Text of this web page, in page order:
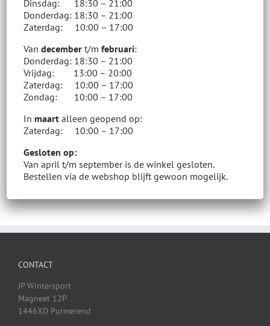
Tip!Zoom in op de foto om de staat van de ski’s beter te
zien.
U kunt deze ski’s ook voordelig bij ons huren.
Voor meer informatie:Klikhier
Winkelvoorraad
Ons online aanbod staat los van ons assortiment in de
winkel.
In de winkel hebben wij een vele malen groter aanbod.
CONTACT
JP Wintersport
Magneet 12P
1446XD Purmerend
Dinsdag: 18:30 – 21:00
Donderdag: 18:30 – 21:00
Zaterdag: 10:00 – 17:00
Vandecember t/mfebruari:
Donderdag: 18:30 – 21:00
Vrijdag: 13:00 – 20:00
Zaterdag: 10:00 – 17:00
Zondag: 10:00 – 17:00
In maart alleen geopend op:
Zaterdag: 10:00 – 17:00
Gesloten op:
Van april t/m september is de winkel gesloten.
Bestellen via de webshop blijft gewoon mogelijk.